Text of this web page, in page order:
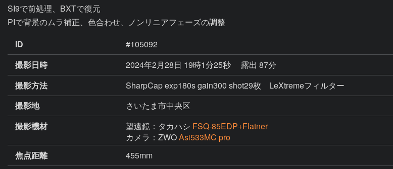
SI9で前処理、BXTで復元
ID
#105092
撮影日時
2024年2月28日 19時1分25秒
露出 87分
撮影方法
SharpCap exp180s gain300 shot29枚 LeXtremeフィルター
撮影地
さいたま市中央区
撮影機材
望遠鏡：タカハシ FSQ-85EDP+Flatner
カメラ：ZWOAsi533MC pro
焦点距離
455mm